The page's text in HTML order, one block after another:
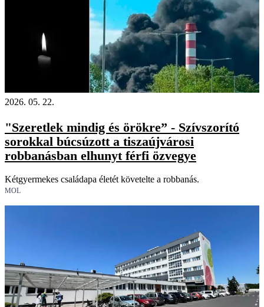
2026. 05. 22.
"Szeretlek mindig és örökre” - Szívszorító
sorokkal búcsúzott a tiszaújvárosi
robbanásban elhunyt férfi özvegye
Kétgyermekes családapa életét követelte a robbanás.
MOL